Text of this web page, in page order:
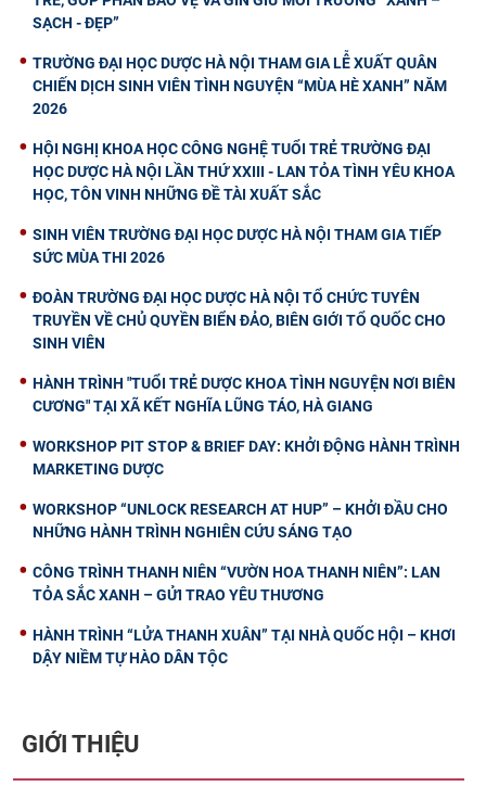
SẠCH - ĐẸP”
TRƯỜNG ĐẠI HỌC DƯỢC HÀ NỘI THAM GIA LỄ XUẤT QUÂN
CHIẾN DỊCH SINH VIÊN TÌNH NGUYỆN “MÙA HÈ XANH” NĂM
2026
HỘI NGHỊ KHOA HỌC CÔNG NGHỆ TUỔI TRẺ TRƯỜNG ĐẠI
HỌC DƯỢC HÀ NỘI LẦN THỨ XXIII - LAN TỎA TÌNH YÊU KHOA
HỌC, TÔN VINH NHỮNG ĐỀ TÀI XUẤT SẮC
SINH VIÊN TRƯỜNG ĐẠI HỌC DƯỢC HÀ NỘI THAM GIA TIẾP
SỨC MÙA THI 2026
ĐOÀN TRƯỜNG ĐẠI HỌC DƯỢC HÀ NỘI TỔ CHỨC TUYÊN
TRUYỀN VỀ CHỦ QUYỀN BIỂN ĐẢO, BIÊN GIỚI TỔ QUỐC CHO
SINH VIÊN
HÀNH TRÌNH "TUỔI TRẺ DƯỢC KHOA TÌNH NGUYỆN NƠI BIÊN
CƯƠNG" TẠI XÃ KẾT NGHĨA LŨNG TÁO, HÀ GIANG
WORKSHOP PIT STOP & BRIEF DAY: KHỞI ĐỘNG HÀNH TRÌNH
MARKETING DƯỢC
WORKSHOP “UNLOCK RESEARCH AT HUP” – KHỞI ĐẦU CHO
NHỮNG HÀNH TRÌNH NGHIÊN CỨU SÁNG TẠO
CÔNG TRÌNH THANH NIÊN “VƯỜN HOA THANH NIÊN”: LAN
TỎA SẮC XANH – GỬI TRAO YÊU THƯƠNG
HÀNH TRÌNH “LỬA THANH XUÂN” TẠI NHÀ QUỐC HỘI – KHƠI
DẬY NIỀM TỰ HÀO DÂN TỘC
GIỚI THIỆU